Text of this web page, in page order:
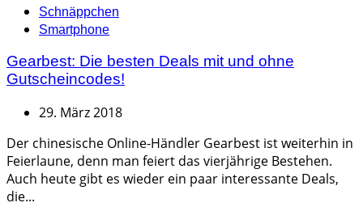
Categories
Schnäppchen
Smartphone
Gearbest: Die besten Deals mit und ohne
Gutscheincodes!
29. März 2018
Der chinesische Online-Händler Gearbest ist weiterhin in
Feierlaune, denn man feiert das vierjährige Bestehen.
Auch heute gibt es wieder ein paar interessante Deals,
die...